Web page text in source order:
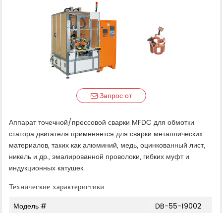
Запрос от
Аппарат точечной/прессовой сварки MFDC для обмотки
статора двигателя применяется для сварки металлических
материалов, таких как алюминий, медь, оцинкованный лист,
никель и др., эмалированной проволоки, гибких муфт и
индукционных катушек.
Технические характеристики
Модель #
DB-55-19002